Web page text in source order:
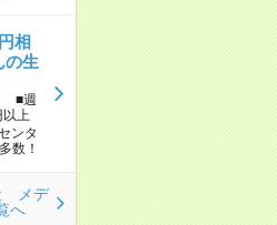
相
の生
■週
上
ンタ
数！
メデ
へ